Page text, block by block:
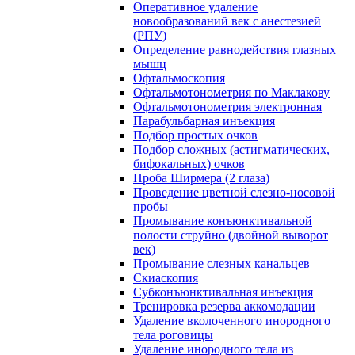
Оперативное удаление
новообразований век с анестезией
(РПУ)
Определение равнодействия глазных
мышц
Офтальмоскопия
Офтальмотонометрия по Маклакову
Офтальмотонометрия электронная
Парабульбарная инъекция
Подбор простых очков
Подбор сложных (астигматических,
бифокальных) очков
Проба Ширмера (2 глаза)
Проведение цветной слезно-носовой
пробы
Промывание конъюнктивальной
полости струйно (двойной выворот
век)
Промывание слезных канальцев
Скиаскопия
Субконъюнктивальная инъекция
Тренировка резерва аккомодации
Удаление вколоченного инородного
тела роговицы
Удаление инородного тела из